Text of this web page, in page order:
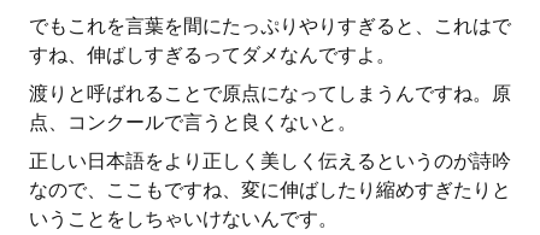
でもこれを言葉を間にたっぷりやりすぎると、これはで
すね、伸ばしすぎるってダメなんですよ。
渡りと呼ばれることで原点になってしまうんですね。原
点、コンクールで言うと良くないと。
正しい日本語をより正しく美しく伝えるというのが詩吟
なので、ここもですね、変に伸ばしたり縮めすぎたりと
いうことをしちゃいけないんです。